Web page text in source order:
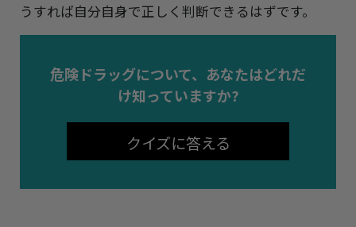
うすれば自分自身で正しく判断できるはずです。
危険ドラッグについて、あなたはどれだ
け知っていますか?
クイズに答える